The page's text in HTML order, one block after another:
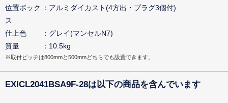
位置ボック
ス
アルミダイカスト(4方出・プラグ3個付)
仕上色
グレイ(マンセルN7)
質量
10.5kg
※取付ピッチは800mmと500mmどちらでも設置できます。
EXICL2041BSA9F-28は以下の商品を含んでいます